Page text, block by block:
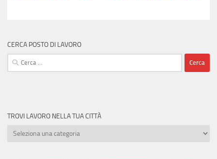
CERCA POSTO DI LAVORO
Ricerca
per:
TROVI LAVORO NELLA TUA CITTÀ
Trovi